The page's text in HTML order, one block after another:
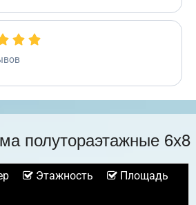
полутораэтажные 6х8
Этажность
Площадь